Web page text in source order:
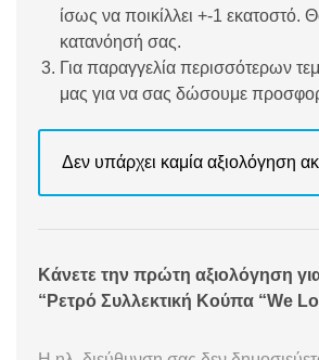
ίσως να ποικίλλει +-1 εκατοστό.
κατανόησή σας.
Για παραγγελία περισσότερων
μας για να σας δώσουμε
Δεν υπάρχει καμία αξιολόγηση
Κάνετε την πρώτη αξιολόγηση
“Ρετρό Συλλεκτική Κούπα “We